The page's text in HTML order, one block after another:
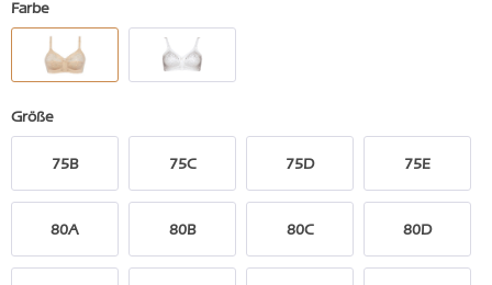
Farbe
Größe
75B 75C 75D 75E
80A 80B 80C 80D